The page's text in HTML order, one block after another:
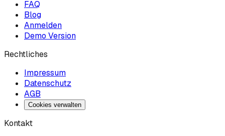
FAQ
Blog
Anmelden
Demo Version
Rechtliches
Impressum
Datenschutz
AGB
Cookies verwalten
Kontakt